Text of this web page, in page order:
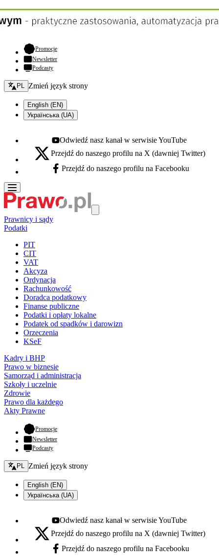
Promocje- otwiera się w nowej karcie
Newsletter
Podcasty
Zmień język - bieżący:
PL Zmień język strony
English (EN)
Українська (UA)
Youtube - otwiera się w nowej karcie
Odwiedź nasz kanał w serwisie YouTube
X - otwiera się w nowej karcie
Przejdź do naszego profilu na X (dawniej Twitter)
Facebook - otwiera się w nowej karcie
Przejdź do naszego profilu na Facebooku
Prawnicy i sądy
Podatki
PIT
CIT
VAT
Akcyza
Ordynacja
Rachunkowość
Doradca podatkowy
Finanse publiczne
Podatki i opłaty lokalne
Podatek od spadków i darowizn
Orzeczenia
KSeF
Kadry i BHP
Prawo w biznesie
Samorząd i administracja
Szkoły i uczelnie
Zdrowie
Prawo dla każdego
Akty Prawne
Promocje- otwiera się w nowej karcie
Newsletter
Podcasty
Zmień język - bieżący:
PL Zmień język strony
English (EN)
Українська (UA)
Youtube - otwiera się w nowej karcie
Odwiedź nasz kanał w serwisie YouTube
X - otwiera się w nowej karcie
Przejdź do naszego profilu na X (dawniej Twitter)
Facebook - otwiera się w nowej karcie
Przejdź do naszego profilu na Facebooku